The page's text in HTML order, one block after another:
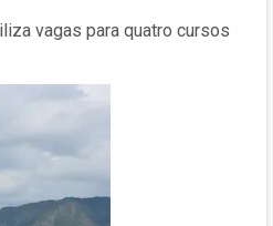
vagas para quatro cursos